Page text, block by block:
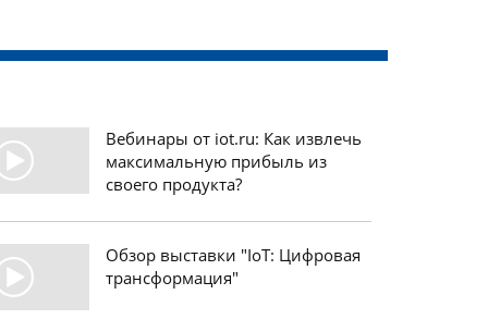
Вебинары от iot.ru: Как извлечь
максимальную прибыль из
своего продукта?
Обзор выставки "IoT: Цифровая
трансформация"